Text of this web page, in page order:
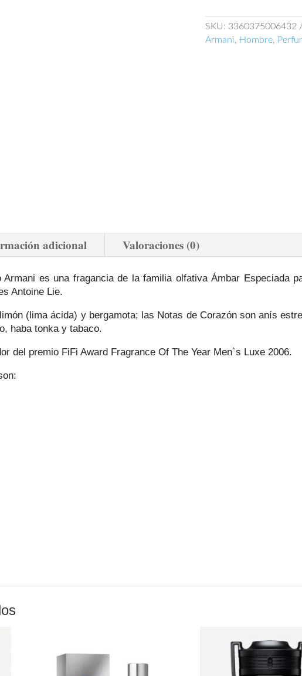
SKU: 3360375006432
Armani, Hombre,
adicional Valoraciones (0)
es una fragancia de la familia olfativa Ámbar Especiada
Antoine Lie.
(lima ácida) y bergamota; las Notas de Corazón son anís
haba tonka y tabaco.
del premio FiFi Award Fragrance Of The Year Men`s Luxe 2006.